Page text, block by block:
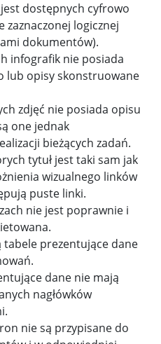
jest dostępnych cyfrowo
zaznaczonej logicznej
dokumentów).
infografik nie posiada
lub opisy skonstruowane
zdjęć nie posiada opisu
one jednak
bieżących zadań.
tytuł jest taki sam jak
wizualnego linków
puste linki.
nie jest poprawnie i
tabele prezentujące dane
dane nie mają
nagłówków
nie są przypisane do